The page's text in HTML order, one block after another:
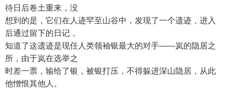
待日后卷土重来，没
想到的是，它们在人迹罕至山谷中，发现了一个遗迹，进入
后通过留下的日记，
知道了这遗迹是现任人类领袖银最大的对手——岚的隐居之
所，由于岚在选举之
时差一票，输给了银，被银打压，不得躲进深山隐居，从此
他憎恨其他人。